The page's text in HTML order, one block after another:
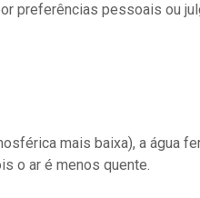
preferências pessoais ou
mais baixa), a água
o ar é menos quente.